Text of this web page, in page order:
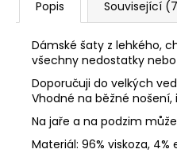
Popis Související
Dámské šaty z lehkého,
všechny nedostatky
Doporučuji do velkých
Vhodné na běžné nošení,
Na jaře a na podzim
Materiál: 96% viskoza, 4%